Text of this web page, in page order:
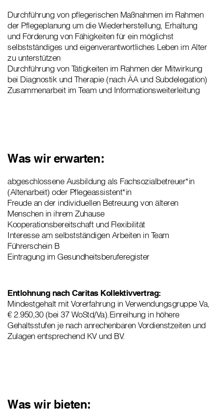
Durchführung von pflegerischen Maßnahmen im Rahmen
der Pflegeplanung um die Wiederherstellung, Erhaltung
und Förderung von Fähigkeiten für ein möglichst
selbstständiges und eigenverantwortliches Leben im Alter
zu unterstützen
Durchführung von Tätigkeiten im Rahmen der Mitwirkung
bei Diagnostik und Therapie (nach ÄA und Subdelegation)
Zusammenarbeit im Team und Informationsweiterleitung
Was wir erwarten:
abgeschlossene Ausbildung als Fachsozialbetreuer*in
(Altenarbeit) oder Pflegeassistent*in
Freude an der individuellen Betreuung von älteren
Menschen in ihrem Zuhause
Kooperationsbereitschaft und Flexibilität
Interesse am selbstständigen Arbeiten in Team
Führerschein B
Eintragung im Gesundheitsberuferegister
Entlohnung nach Caritas Kollektivvertrag:
Mindestgehalt mit Vorerfahrung in Verwendungsgruppe Va,
€ 2.950,30 (bei 37 WoStd/Va).Einreihung in höhere
Gehaltsstufen je nach anrechenbaren Vordienstzeiten und
Zulagen entsprechend KV und BV.
Was wir bieten: